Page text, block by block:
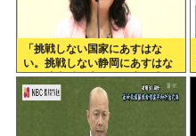
「挑戦しない国家にあすはな
い。挑戦しない静岡にあすはな
い」片山財務大臣が政府の成長
戦略など講演=静岡市葵区